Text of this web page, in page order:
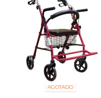
AGOTADO